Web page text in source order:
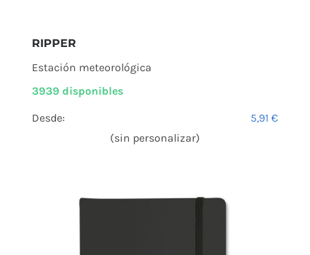
RIPPER
Estación meteorológica
3939 disponibles
Desde: 5,91€
(sin personalizar)